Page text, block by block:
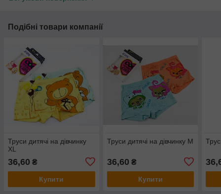
Подібні товари компанії
Труси дитячі на дівчинку
XL
36,60 ₴
Купити
Труси дитячі на дівчинку М
36,60 ₴
Купити